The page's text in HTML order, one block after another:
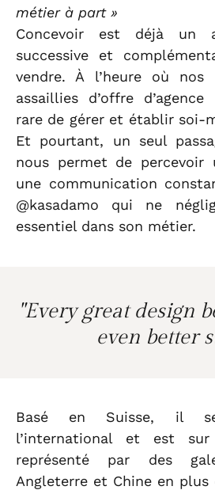
métier à part »
Concevoir est déjà un
successive et
vendre. À l’heure où
assaillies d’offre
rare de gérer et établir soi-
Et pourtant, un seul
nous permet de percevoir
une communication
@kasadamo qui ne
essentiel dans son métier.
"Every great design
even better
Basé en Suisse, il
l’international et est
représenté par des
Angleterre et Chine en